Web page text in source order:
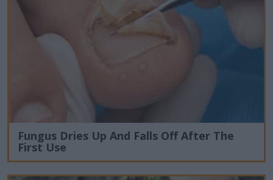
Fungus Dries Up And Falls Off After The
First Use